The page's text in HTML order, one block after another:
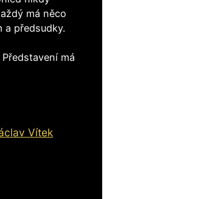
má něco
a předsudky.
má
Vítek